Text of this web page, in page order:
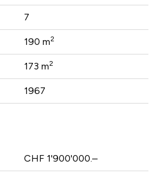
7
190 m2
173 m2
1967
CHF 1'900'000.–